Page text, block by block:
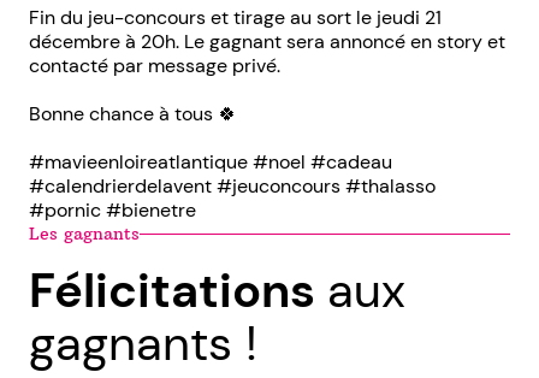
Fin du jeu-concours et tirage au sort le jeudi 21
décembre à 20h. Le gagnant sera annoncé en story et
contacté par message privé.
Bonne chance à tous 🍀
#mavieenloireatlantique #noel #cadeau
#calendrierdelavent #jeuconcours #thalasso
#pornic #bienetre
Les gagnants
Félicitations aux
gagnants !